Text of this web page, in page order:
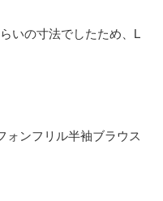
いの寸法でしたため、L
ォンフリル半袖ブラウス